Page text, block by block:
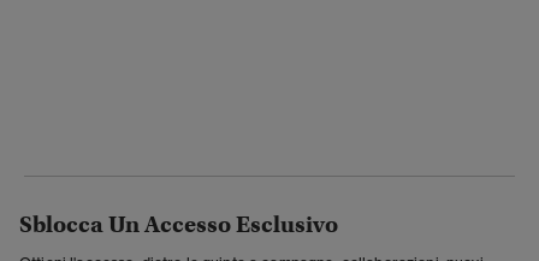
Sblocca Un Accesso Esclusivo